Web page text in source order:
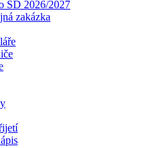
ŠD 2026/2027
zakázka